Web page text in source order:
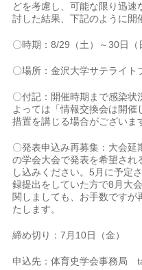
どを考慮し、可能な限り迅
討した結果、下記のように開
〇時期：8/29（土）～30日（
〇場所：金沢大学サテライト
〇付記：開催時期まで感染状
よっては「情報交換会は開
措置を講じる場合がございま
〇発表申込み再募集：大会延
の学会大会で発表を希望され
し込みください。5月に予定
録提出をしていた方で8月大
関しましても、お手数ですが
たします。
締め切り：7月10日（金）
申込先：体育史学会事務局